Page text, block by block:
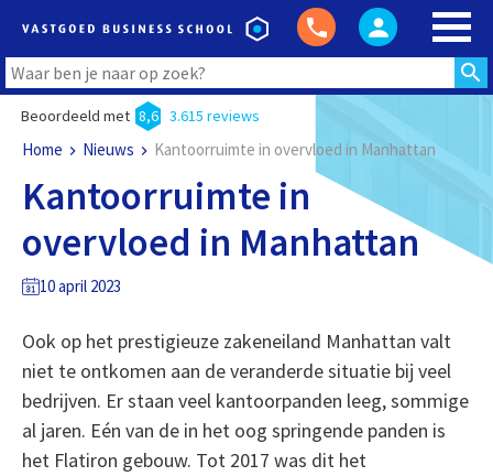
Beoordeeld met 8,6 3.615 reviews
Home Nieuws Kantoorruimte in overvloed in Manhattan
Kantoorruimte in
overvloed in Manhattan
10 april 2023
Ook op het prestigieuze zakeneiland Manhattan valt
niet te ontkomen aan de veranderde situatie bij veel
bedrijven. Er staan veel kantoorpanden leeg, sommige
al jaren. Eén van de in het oog springende panden is
het Flatiron gebouw. Tot 2017 was dit het